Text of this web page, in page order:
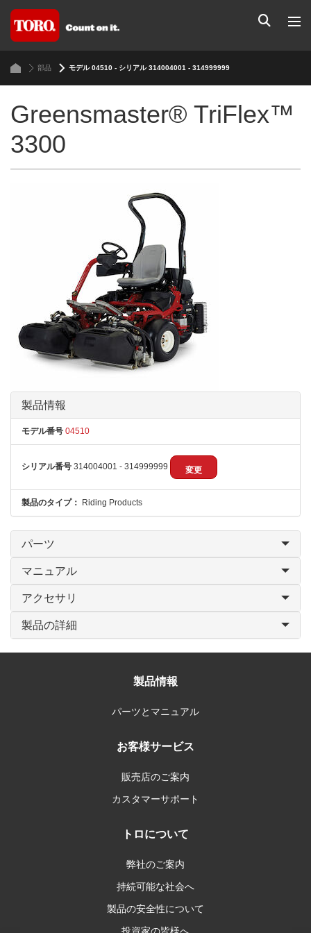
部品 モデル 04510 - シリアル 314004001 - 314999999
Greensmaster® TriFlex™
3300
製品情報
モデル番号 04510
シリアル番号 314004001 - 314999999 変更
製品のタイプ： Riding Products
パーツ
マニュアル
アクセサリ
製品の詳細
製品情報
パーツとマニュアル
お客様サービス
販売店のご案内
カスタマーサポート
トロについて
弊社のご案内
持続可能な社会へ
製品の安全性について